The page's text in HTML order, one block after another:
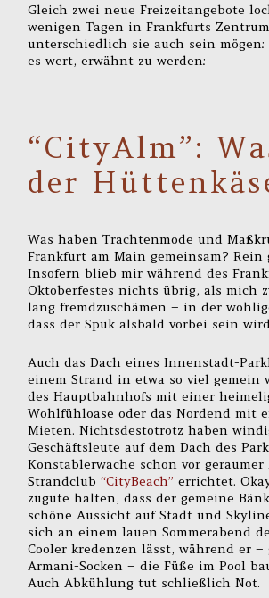
Gleich zwei neue Freizeitangebote
wenigen Tagen in Frankfurts
unterschiedlich sie auch sein
es wert, erwähnt zu werden:
“CityAlm”:
der
Was haben Trachtenmode und
Frankfurt am Main gemeinsam? Rein
Insofern blieb mir während des
Oktoberfestes nichts übrig, als mich
lang fremdzuschämen – in der
dass der Spuk alsbald vorbei sein
Auch das Dach eines Innenstadt-
einem Strand in etwa so viel gemein
des Hauptbahnhofs mit einer
Wohlfühloase oder das Nordend mit
Mieten. Nichtsdestotrotz haben
Geschäftsleute auf dem Dach des
Konstablerwache schon vor
Strandclub“CityBeach” errichtet.
zugute halten, dass der gemeine
schöne Aussicht auf Stadt und
sich an einem lauen Sommerabend
Cooler kredenzen lässt, während er –
Armani-Socken – die Füße im Pool
Auch Abkühlung tut schließlich Not.